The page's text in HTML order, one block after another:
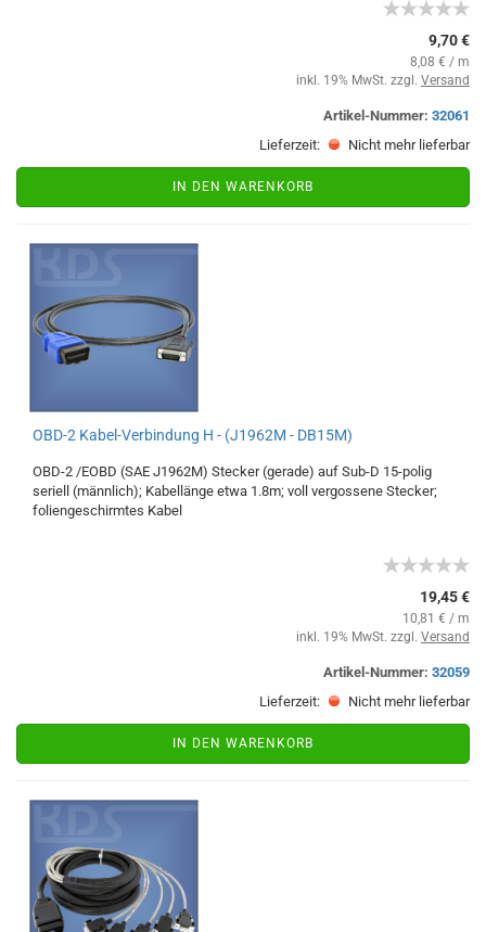
9,70 €
8,08 € / m
inkl. 19% MwSt. zzgl. Versand
Artikel-Nummer: 32061
Lieferzeit:
Nicht mehr lieferbar
IN DEN WARENKORB
OBD-2 Kabel-Verbindung H - (J1962M - DB15M)
OBD-2 /EOBD (SAE J1962M) Stecker (gerade) auf Sub-D 15-polig
seriell (männlich); Kabellänge etwa 1.8m; voll vergossene Stecker;
foliengeschirmtes Kabel
19,45 €
10,81 € / m
inkl. 19% MwSt. zzgl. Versand
Artikel-Nummer: 32059
Lieferzeit:
Nicht mehr lieferbar
IN DEN WARENKORB